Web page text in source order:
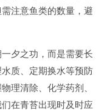
注意鱼类的数量，避
夕之功，而是需要长
质、定期换水等预防
理清除、化学药剂、
在青苔出现时及时应